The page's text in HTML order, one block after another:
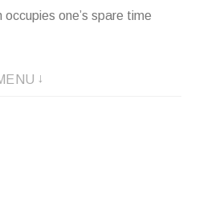
one’s spare time